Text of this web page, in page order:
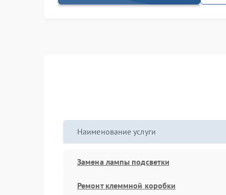
Наименование услуги
Замена лампы подсветки
Ремонт клеммной коробки